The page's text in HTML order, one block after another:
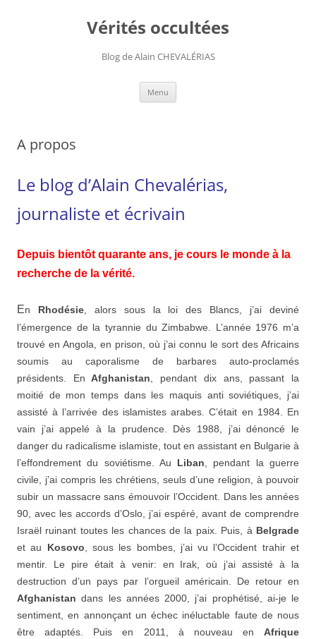
Vérités occultées
Blog de Alain CHEVALÉRIAS
Menu
A propos
Le blog d’Alain Chevalérias,
journaliste et écrivain
Depuis bientôt quarante ans, je cours le monde à la
recherche de la vérité.
En Rhodésie, alors sous la loi des Blancs, j’ai deviné
l’émergence de la tyrannie du Zimbabwe. L’année 1976 m’a
trouvé en Angola, en prison, où j’ai connu le sort des Africains
soumis au caporalisme de barbares auto-proclamés
présidents. En Afghanistan , pendant dix ans, passant la
moitié de mon temps dans les maquis anti soviétiques, j’ai
assisté à l’arrivée des islamistes arabes. C’était en 1984. En
vain j’ai appelé à la prudence. Dès 1988, j’ai dénoncé le
danger du radicalisme islamiste, tout en assistant en Bulgarie à
l’effondrement du soviétisme. Au Liban , pendant la guerre
civile, j’ai compris les chrétiens, seuls d’une religion, à pouvoir
subir un massacre sans émouvoir l’Occident. Dans les années
90, avec les accords d’Oslo, j’ai espéré, avant de comprendre
Israël ruinant toutes les chances de la paix. Puis, à Belgrade
et au Kosovo , sous les bombes, j’ai vu l’Occident trahir et
mentir. Le pire était à venir: en Irak, où j’ai assisté à la
destruction d’un pays par l’orgueil américain. De retour en
Afghanistan dans les années 2000, j’ai prophétisé, ai-je le
sentiment, en annonçant un échec inéluctable faute de nous
être adaptés. Puis en 2011, à nouveau en Afrique